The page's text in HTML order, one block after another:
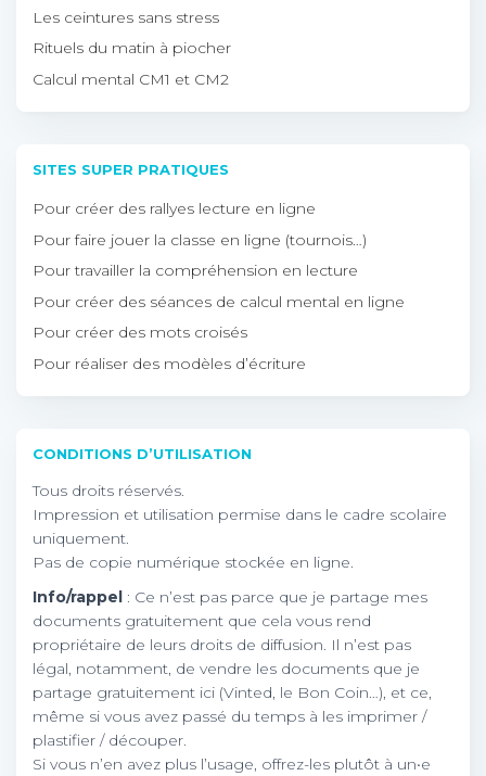
Les ceintures sans stress
Rituels du matin à piocher
Calcul mental CM1 et CM2
SITES SUPER PRATIQUES
Pour créer des rallyes lecture en ligne
Pour faire jouer la classe en ligne (tournois…)
Pour travailler la compréhension en lecture
Pour créer des séances de calcul mental en ligne
Pour créer des mots croisés
Pour réaliser des modèles d’écriture
CONDITIONS D’UTILISATION
Tous droits réservés.
Impression et utilisation permise dans le cadre scolaire
uniquement.
Pas de copie numérique stockée en ligne.
Info/rappel : Ce n’est pas parce que je partage mes
documents gratuitement que cela vous rend
propriétaire de leurs droits de diffusion. Il n’est pas
légal, notamment, de vendre les documents que je
partage gratuitement ici (Vinted, le Bon Coin…), et ce,
même si vous avez passé du temps à les imprimer /
plastifier / découper.
Si vous n’en avez plus l’usage, offrez-les plutôt à un•e